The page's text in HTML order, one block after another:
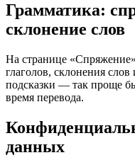
Грамматика:
склонение слов
На странице
глаголов, склонения
подсказки — так проще
время перевода.
данных